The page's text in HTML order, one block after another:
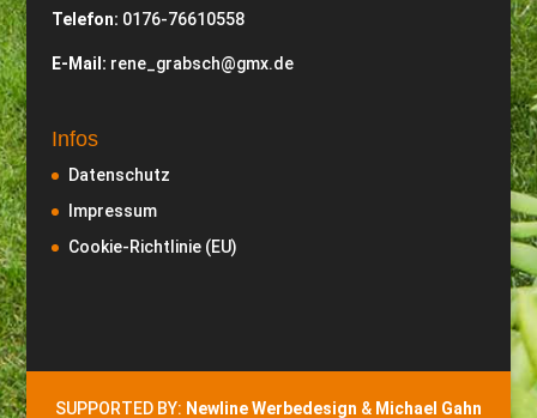
Telefon: 0176-76610558
E-Mail: rene_grabsch@gmx.de
Infos
Datenschutz
Impressum
Cookie-Richtlinie (EU)
SUPPORTED BY: Newline Werbedesign & Michael Gahn